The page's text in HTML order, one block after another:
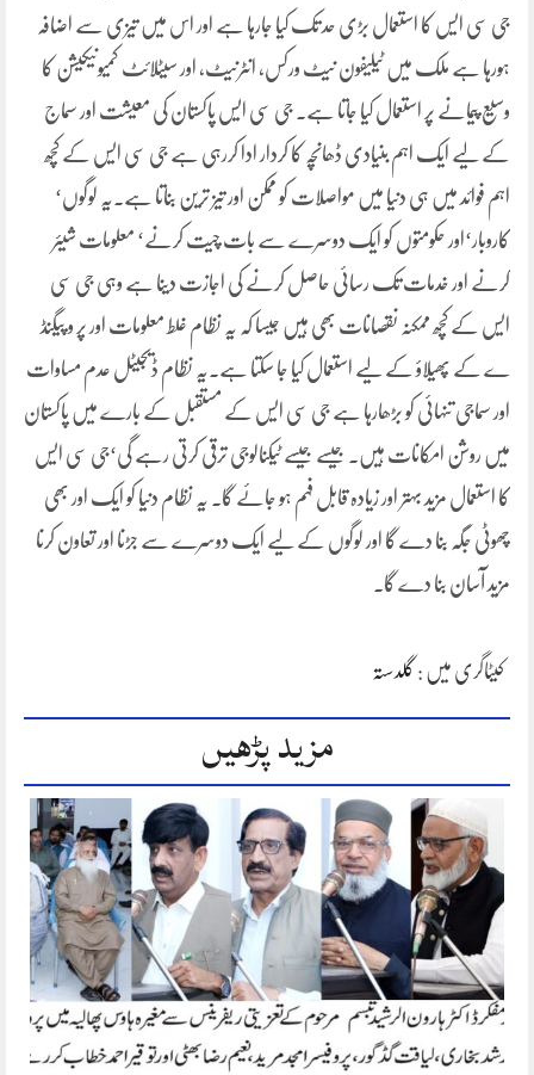
جی سی ایس کا استعمال بڑی حد تک کیا جارہا ہے اور اس میں تیزی سے اضافہ
ہورہا ہے ملک میں ٹیلیفون نیٹ ورکس، انٹرنیٹ، اور سیٹلائٹ کمیونیکیشن کا
وسیع پیمانے پر استعمال کیا جاتا ہے۔ جی سی ایس پاکستان کی معیشت اور سماج
کے لیے ایک اہم بنیادی ڈھانچہ کا کردار ادا کررہی ہے جی سی ایس کے کچھ
اہم فوائد میں ہی دنیا میں مواصلات کو ممکن اور تیز ترین بناتا ہے۔یہ لوگوں‘
کاروبار‘اور حکومتوں کو ایک دوسرے سے بات چیت کرنے‘ معلومات شیئر
کرنے اور خدمات تک رسائی حاصل کرنے کی اجازت دینا ہے وہی جی سی
ایس کے کچھ ممکنہ نقصانات بھی ہیں جیسا کہ یہ نظام غلط معلومات اور پر و پیگنڈ
ے کے پھیلاؤ کے لیے استعمال کیا جا سکتا ہے۔یہ نظام ڈیجیٹل عدم مساوات
اور سماجی تنہائی کو بڑھارہا ہے جی سی ایس کے مستقبل کے بارے میں پاکستان
میں روشن امکانات ہیں۔ جیسے جیسے ٹیکنالوجی ترقی کرتی رہے گی‘جی سی ایس
کا استعمال مزید بہتر اور زیادہ قابل فہم ہو جائے گا۔ یہ نظام دنیا کو ایک اور بھی
چھوٹی جگہ بنا دے گا اور لوگوں کے لیے ایک دوسرے سے جڑنا اور تعاون کرنا
مزید آسان بنا دے گا۔
کیٹاگری میں : گلدستہ
مزید پڑھیں